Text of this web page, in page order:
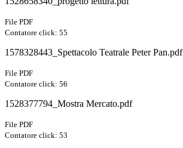
File PDF
Contatore click: 55
1578328443_Spettacolo Teatrale Peter Pan.pdf
File PDF
Contatore click: 56
1528377794_Mostra Mercato.pdf
File PDF
Contatore click: 53